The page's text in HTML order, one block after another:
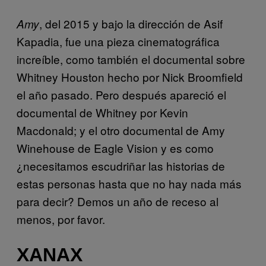
Amy, del 2015 y bajo la dirección de Asif
Kapadia, fue una pieza cinematográfica
increíble, como también el documental sobre
Whitney Houston hecho por Nick Broomfield
el año pasado. Pero después apareció el
documental de Whitney por Kevin
Macdonald; y el otro documental de Amy
Winehouse de Eagle Vision y es como
¿necesitamos escudriñar las historias de
estas personas hasta que no hay nada más
para decir? Demos un año de receso al
menos, por favor.
XANAX